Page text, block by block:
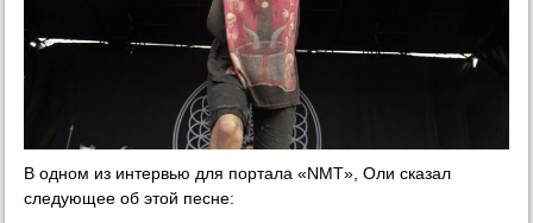
В одном из интервью для портала «NMT», Оли сказал
следующее об этой песне: